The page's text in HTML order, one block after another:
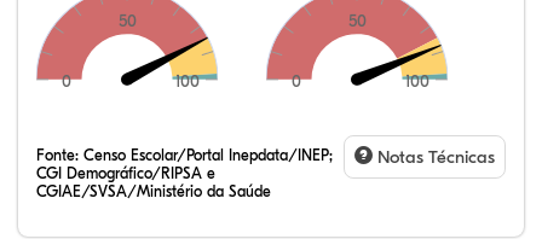
0
50
100 0
50
100
Fonte: Censo Escolar/Portal Inepdata/INEP;
CGI Demográfico/RIPSA e
CGIAE/SVSA/Ministério da Saúde
Notas Técnicas